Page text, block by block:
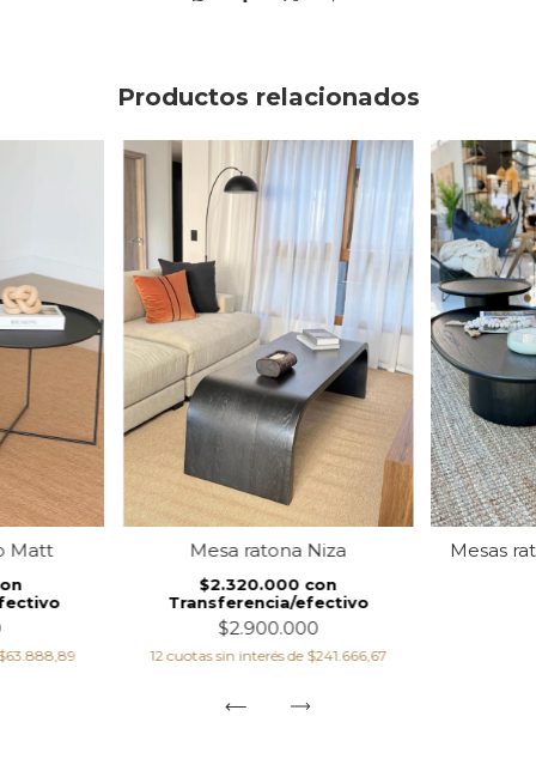
Productos relacionados
Matt Mesa ratona Niza
$2.900.000
$2.320.000 con
Transferencia/efectivo
12 cuotas sin interés de $241.666,67
Mesas